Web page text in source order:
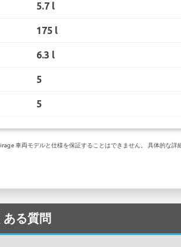
5.7 l
175 l
6.3 l
5
5
車両モデルと仕様を保証することはできません。 具体的な詳
る質問